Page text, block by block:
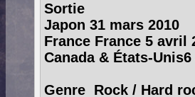
Sortie
Japon 31 mars 2010
France France 5 avril
Canada & États-
Genre Rock / Hard